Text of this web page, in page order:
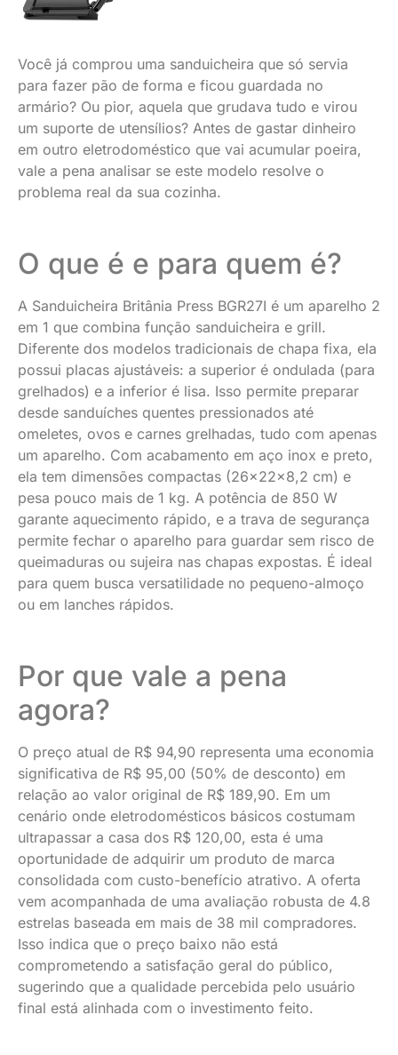
Você já comprou uma sanduicheira que só servia
para fazer pão de forma e ficou guardada no
armário? Ou pior, aquela que grudava tudo e virou
um suporte de utensílios? Antes de gastar dinheiro
em outro eletrodoméstico que vai acumular poeira,
vale a pena analisar se este modelo resolve o
problema real da sua cozinha.
O que é e para quem é?
A Sanduicheira Britânia Press BGR27I é um aparelho 2
em 1 que combina função sanduicheira e grill.
Diferente dos modelos tradicionais de chapa fixa, ela
possui placas ajustáveis: a superior é ondulada (para
grelhados) e a inferior é lisa. Isso permite preparar
desde sanduíches quentes pressionados até
omeletes, ovos e carnes grelhadas, tudo com apenas
um aparelho. Com acabamento em aço inox e preto,
ela tem dimensões compactas (26x22x8,2 cm) e
pesa pouco mais de 1 kg. A potência de 850 W
garante aquecimento rápido, e a trava de segurança
permite fechar o aparelho para guardar sem risco de
queimaduras ou sujeira nas chapas expostas. É ideal
para quem busca versatilidade no pequeno-almoço
ou em lanches rápidos.
Por que vale a pena
agora?
O preço atual de R$ 94,90 representa uma economia
significativa de R$ 95,00 (50% de desconto) em
relação ao valor original de R$ 189,90. Em um
cenário onde eletrodomésticos básicos costumam
ultrapassar a casa dos R$ 120,00, esta é uma
oportunidade de adquirir um produto de marca
consolidada com custo-benefício atrativo. A oferta
vem acompanhada de uma avaliação robusta de 4.8
estrelas baseada em mais de 38 mil compradores.
Isso indica que o preço baixo não está
comprometendo a satisfação geral do público,
sugerindo que a qualidade percebida pelo usuário
final está alinhada com o investimento feito.